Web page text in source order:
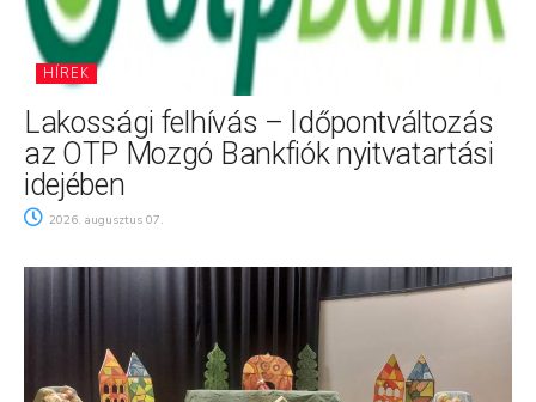
HÍREK
Lakossági felhívás – Időpontváltozás
az OTP Mozgó Bankfiók nyitvatartási
idejében
2026. augusztus 07.